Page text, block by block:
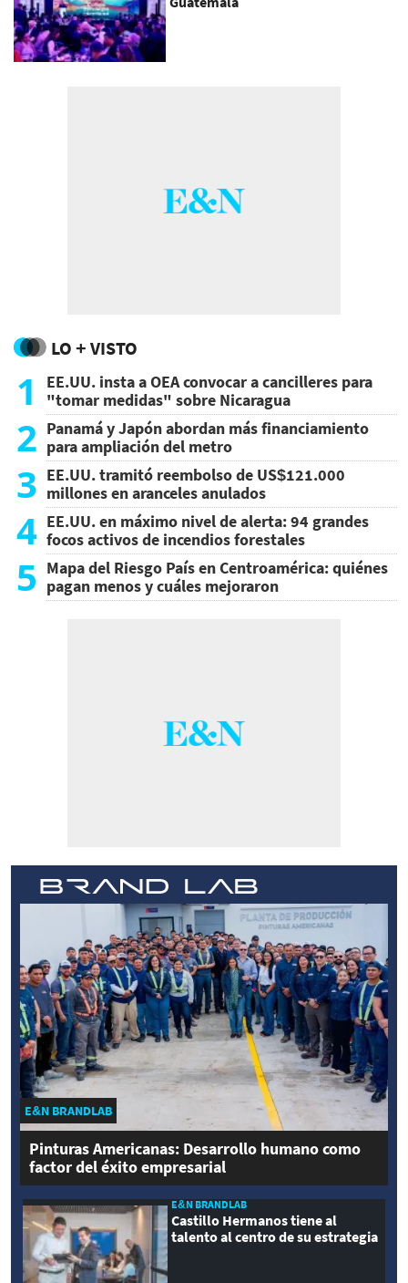
LO + VISTO
1
EE.UU. insta a OEA convocar a cancilleres para
"tomar medidas" sobre Nicaragua
2 Panamá y Japón abordan más financiamiento
para ampliación del metro
3 EE.UU. tramitó reembolso de US$121.000
millones en aranceles anulados
4 EE.UU. en máximo nivel de alerta: 94 grandes
focos activos de incendios forestales
5 Mapa del Riesgo País en Centroamérica: quiénes
pagan menos y cuáles mejoraron
E&N BRANDLAB
Pinturas Americanas: Desarrollo humano como
factor del éxito empresarial
E&N BRANDLAB
Castillo Hermanos tiene al
talento al centro de su estrategia